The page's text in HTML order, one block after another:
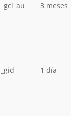
_gcl_au 3 meses
_gid 1 día